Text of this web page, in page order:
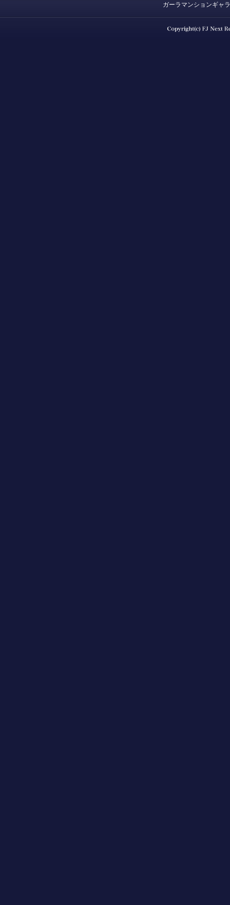
ガーラマンションギャ